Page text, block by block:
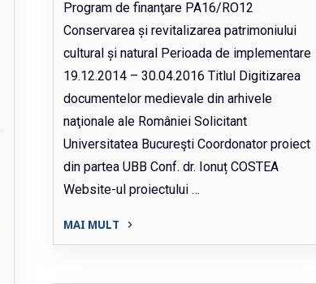
Program de finanţare PA16/RO12
Conservarea și revitalizarea patrimoniului
cultural și natural Perioada de implementare
19.12.2014 – 30.04.2016 Titlul Digitizarea
documentelor medievale din arhivele
naţionale ale României Solicitant
Universitatea Bucureşti Coordonator proiect
din partea UBB Conf. dr. Ionuț COSTEA
Website-ul proiectului …
MAI MULT
"Digitizarea